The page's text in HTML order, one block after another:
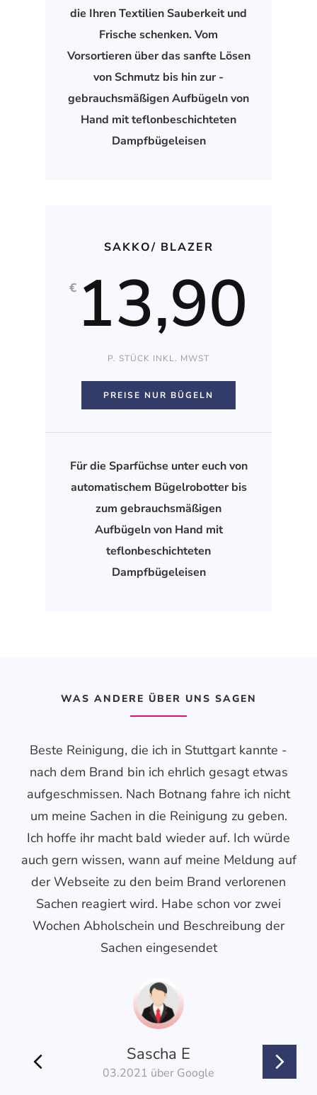
die Ihren Textilien Sauberkeit und
Frische schenken. Vom
Vorsortieren über das sanfte Lösen
von Schmutz bis hin zur -
gebrauchsmäßigen Aufbügeln von
Hand mit teflonbeschichteten
Dampfbügeleisen
SAKKO/ BLAZER
€ 13,90
P. STÜCK INKL. MWST
PREISE NUR BÜGELN
Für die Sparfüchse unter euch von
automatischem Bügelrobotter bis
zum gebrauchsmäßigen
Aufbügeln von Hand mit
teflonbeschichteten
Dampfbügeleisen
WAS ANDERE ÜBER UNS SAGEN
Sascha E
03.2021 über Google
Beste Reinigung, die ich in Stuttgart kannte -
nach dem Brand bin ich ehrlich gesagt etwas
aufgeschmissen. Nach Botnang fahre ich nicht
um meine Sachen in die Reinigung zu geben.
Ich hoffe ihr macht bald wieder auf. Ich würde
auch gern wissen, wann auf meine Meldung auf
der Webseite zu den beim Brand verlorenen
Sachen reagiert wird. Habe schon vor zwei
Wochen Abholschein und Beschreibung der
Sachen eingesendet